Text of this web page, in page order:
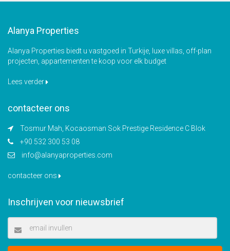
Alanya Properties
Alanya Properties biedt u vastgoed in Turkije, luxe villas, off-plan
projecten, appartementen te koop voor elk budget
Lees verder
contacteer ons
Tosmur Mah, Kocaosman Sok Prestige Residence C Blok
+90 532 300 53 08
info@alanyaproperties.com
contacteer ons
Inschrijven voor nieuwsbrief